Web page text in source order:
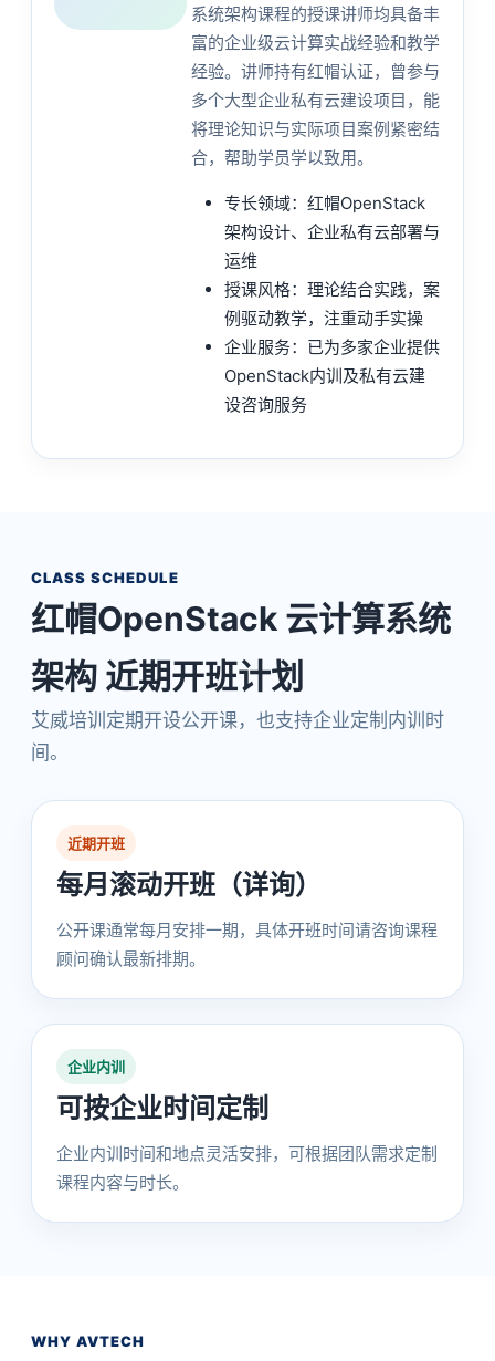
系统架构课程的授课讲师均具备丰
富的企业级云计算实战经验和教学
经验。讲师持有红帽认证，曾参与
多个大型企业私有云建设项目，能
将理论知识与实际项目案例紧密结
合，帮助学员学以致用。
专长领域：红帽OpenStack
架构设计、企业私有云部署与
运维
授课风格：理论结合实践，案
例驱动教学，注重动手实操
企业服务：已为多家企业提供
OpenStack内训及私有云建
设咨询服务
CLASS SCHEDULE
红帽OpenStack 云计算系统
架构 近期开班计划
艾威培训定期开设公开课，也支持企业定制内训时
间。
近期开班
每月滚动开班（详询）
公开课通常每月安排一期，具体开班时间请咨询课程
顾问确认最新排期。
企业内训
可按企业时间定制
企业内训时间和地点灵活安排，可根据团队需求定制
课程内容与时长。
WHY AVTECH